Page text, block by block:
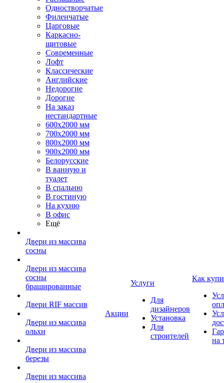
Одностворчатые
Филенчатые
Царговые
Каркасно-
щитовые
Современные
Лофт
Классические
Английские
Недорогие
Дорогие
На заказ
нестандартные
600х2000 мм
700х2000 мм
800х2000 мм
900х2000 мм
Белорусские
В ванную и
туалет
В спальню
В гостиную
На кухню
В офис
Ещё
Двери из массива
сосны
Двери из массива
сосны
брашированные
Двери RIF массив
Двери из массива
ольхи
Двери из массива
березы
Двери из массива
Акции
Услуги
Для
дизайнеров
Установка
Для
строителей
Как
на